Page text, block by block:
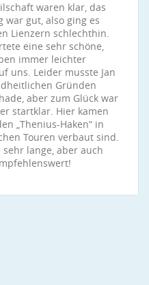
waren klar, das
war gut, also ging es
Lienzern schlechthin.
eine sehr schöne,
immer leichter
uns. Leider musste Jan
Gründen
aber zum Glück war
startklar. Hier kamen
„Thenius-Haken“ in
Touren verbaut sind.
lange, aber auch